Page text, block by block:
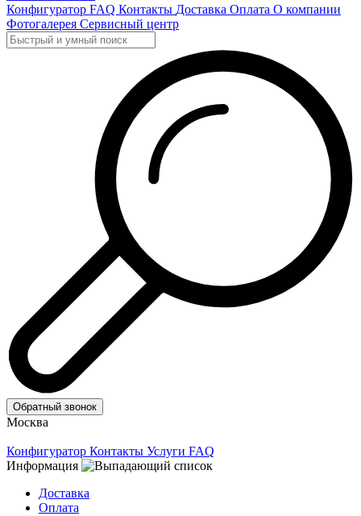
Конфигуратор FAQ Контакты Доставка Оплата О компании
Фотогалерея Сервисный центр
Обратный звонок
Москва
Конфигуратор Контакты Услуги FAQ
Информация
Доставка
Оплата